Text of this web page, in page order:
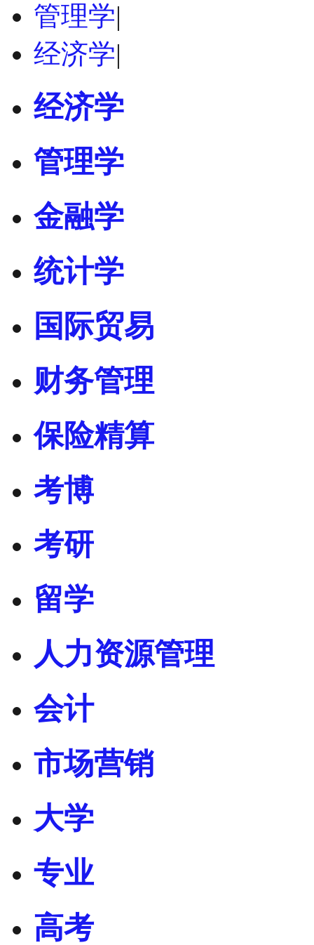
管理学|
经济学|
经济学
管理学
金融学
统计学
国际贸易
财务管理
保险精算
考博
考研
留学
人力资源管理
会计
市场营销
大学
专业
高考